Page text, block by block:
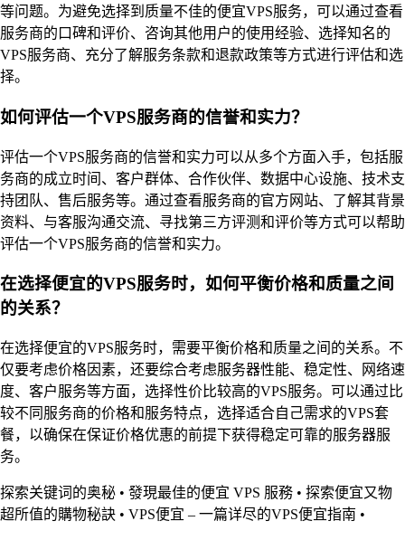
等问题。为避免选择到质量不佳的便宜VPS服务，可以通过查看
服务商的口碑和评价、咨询其他用户的使用经验、选择知名的
VPS服务商、充分了解服务条款和退款政策等方式进行评估和选
择。
如何评估一个VPS服务商的信誉和实力？
评估一个VPS服务商的信誉和实力可以从多个方面入手，包括服
务商的成立时间、客户群体、合作伙伴、数据中心设施、技术支
持团队、售后服务等。通过查看服务商的官方网站、了解其背景
资料、与客服沟通交流、寻找第三方评测和评价等方式可以帮助
评估一个VPS服务商的信誉和实力。
在选择便宜的VPS服务时，如何平衡价格和质量之间
的关系？
在选择便宜的VPS服务时，需要平衡价格和质量之间的关系。不
仅要考虑价格因素，还要综合考虑服务器性能、稳定性、网络速
度、客户服务等方面，选择性价比较高的VPS服务。可以通过比
较不同服务商的价格和服务特点，选择适合自己需求的VPS套
餐，以确保在保证价格优惠的前提下获得稳定可靠的服务器服
务。
探索关键词的奥秘 • 發現最佳的便宜 VPS 服務 • 探索便宜又物
超所值的購物秘訣 • VPS便宜 – 一篇详尽的VPS便宜指南 •